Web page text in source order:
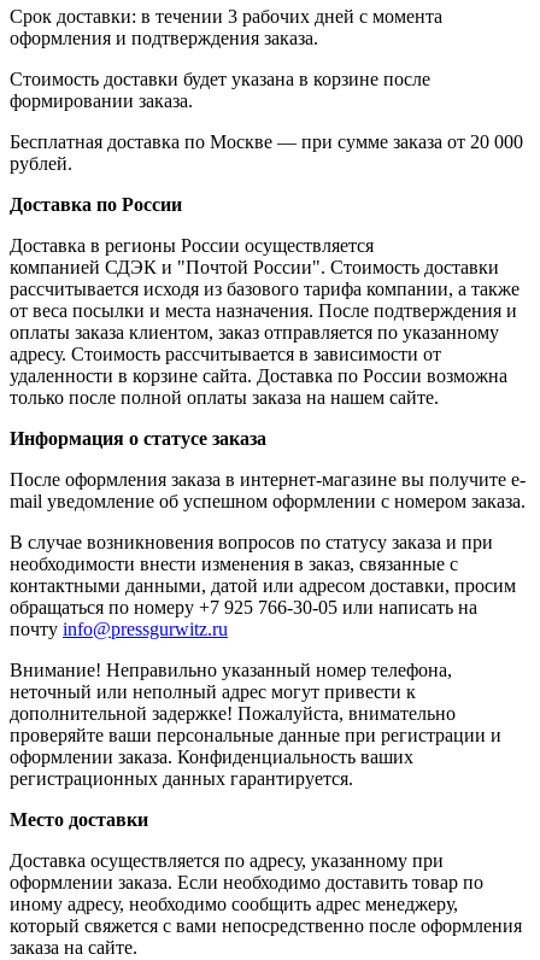
Срок доставки: в течении 3 рабочих дней с момента
оформления и подтверждения заказа.
Стоимость доставки будет указана в корзине после
формировании заказа.
Бесплатная доставка по Москве — при сумме заказа от 20 000
рублей.
Доставка по России
Доставка в регионы России осуществляется
компанией СДЭК и "Почтой России". Стоимость доставки
рассчитывается исходя из базового тарифа компании, а также
от веса посылки и места назначения. После подтверждения и
оплаты заказа клиентом, заказ отправляется по указанному
адресу. Стоимость рассчитывается в зависимости от
удаленности в корзине сайта. Доставка по России возможна
только после полной оплаты заказа на нашем сайте.
Информация о статусе заказа
После оформления заказа в интернет-магазине вы получите e-
mail уведомление об успешном оформлении с номером заказа.
В случае возникновения вопросов по статусу заказа и при
необходимости внести изменения в заказ, связанные с
контактными данными, датой или адресом доставки, просим
обращаться по номеру +7 925 766-30-05 или написать на
почту info@pressgurwitz.ru
Внимание! Неправильно указанный номер телефона,
неточный или неполный адрес могут привести к
дополнительной задержке! Пожалуйста, внимательно
проверяйте ваши персональные данные при регистрации и
оформлении заказа. Конфиденциальность ваших
регистрационных данных гарантируется.
Место доставки
Доставка осуществляется по адресу, указанному при
оформлении заказа. Если необходимо доставить товар по
иному адресу, необходимо сообщить адрес менеджеру,
который свяжется с вами непосредственно после оформления
заказа на сайте.